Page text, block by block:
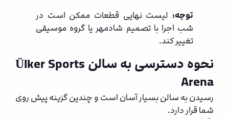
توجه: لیست نهایی قطعات ممکن است در
شب اجرا با تصمیم شادمهر یا گروه موسیقی
تغییر کند.
نحوه دسترسی به سالن Ülker Sports
Arena
رسیدن به سالن بسیار آسان است و چندین گزینه پیش روی
شما قرار دارد.